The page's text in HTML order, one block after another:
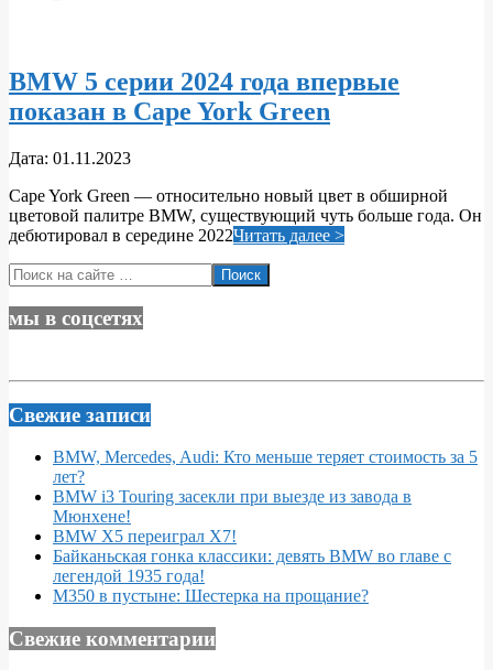
BMW 5 серии 2024 года впервые
показан в Cape York Green
2023-
01
Дата: 01.11.2023
Cape York Green — относительно новый цвет в обширной
цветовой палитре BMW, существующий чуть больше года. Он
дебютировал в середине 2022Читать далее >
Поиск
мы в соцсетях
Свежие записи
BMW, Mercedes, Audi: Кто меньше теряет стоимость за 5
лет?
BMW i3 Touring засекли при выезде из завода в
Мюнхене!
BMW X5 переиграл X7!
Байканьская гонка классики: девять BMW во главе с
легендой 1935 года!
M350 в пустыне: Шестерка на прощание?
Свежие комментарии